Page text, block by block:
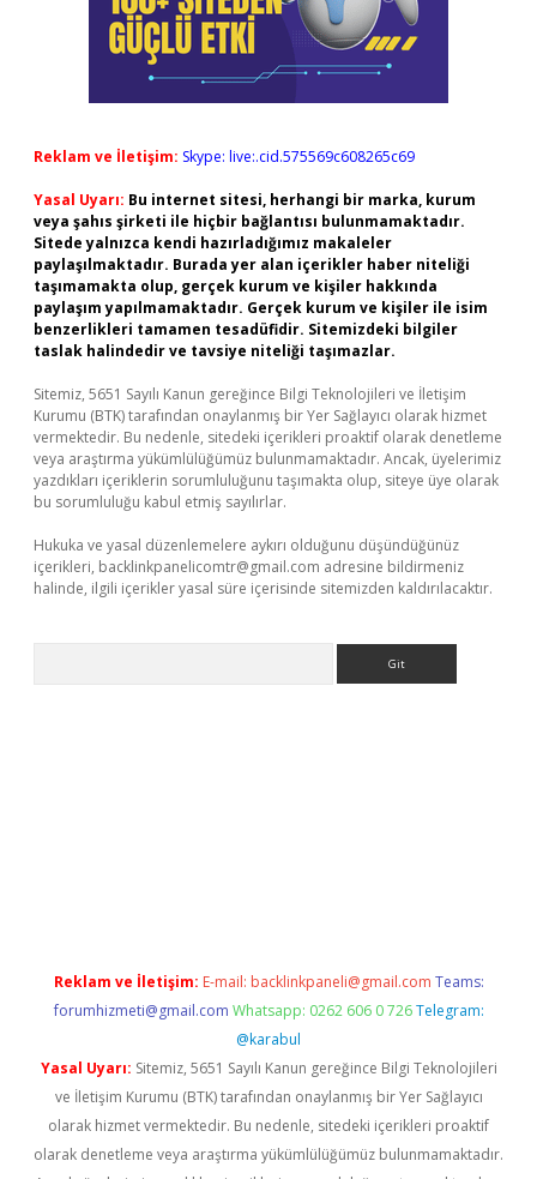
Reklam ve İletişim: Skype: live:.cid.575569c608265c69
Yasal Uyarı: Bu internet sitesi, herhangi bir marka, kurum
veya şahıs şirketi ile hiçbir bağlantısı bulunmamaktadır.
Sitede yalnızca kendi hazırladığımız makaleler
paylaşılmaktadır. Burada yer alan içerikler haber niteliği
taşımamakta olup, gerçek kurum ve kişiler hakkında
paylaşım yapılmamaktadır. Gerçek kurum ve kişiler ile isim
benzerlikleri tamamen tesadüfidir. Sitemizdeki bilgiler
taslak halindedir ve tavsiye niteliği taşımazlar.
Sitemiz, 5651 Sayılı Kanun gereğince Bilgi Teknolojileri ve İletişim
Kurumu (BTK) tarafından onaylanmış bir Yer Sağlayıcı olarak hizmet
vermektedir. Bu nedenle, sitedeki içerikleri proaktif olarak denetleme
veya araştırma yükümlülüğümüz bulunmamaktadır. Ancak, üyelerimiz
yazdıkları içeriklerin sorumluluğunu taşımakta olup, siteye üye olarak
bu sorumluluğu kabul etmiş sayılırlar.
Hukuka ve yasal düzenlemelere aykırı olduğunu düşündüğünüz
içerikleri, backlinkpanelicomtr@gmail.com adresine bildirmeniz
halinde, ilgili içerikler yasal süre içerisinde sitemizden kaldırılacaktır.
Reklam ve İletişim: E-mail: backlinkpaneli@gmail.com Teams:
forumhizmeti@gmail.com Whatsapp: 0262 606 0 726 Telegram:
@karabul
Yasal Uyarı: Sitemiz, 5651 Sayılı Kanun gereğince Bilgi Teknolojileri
ve İletişim Kurumu (BTK) tarafından onaylanmış bir Yer Sağlayıcı
olarak hizmet vermektedir. Bu nedenle, sitedeki içerikleri proaktif
olarak denetleme veya araştırma yükümlülüğümüz bulunmamaktadır.